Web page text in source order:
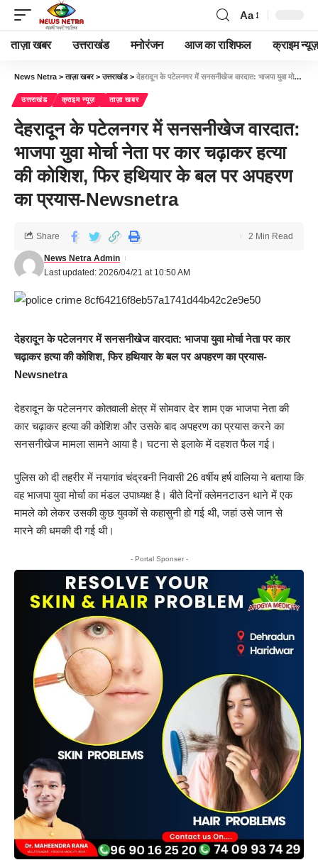
Aa
ताज़ा खबर उत्तराखंड मनोरंजन आज का राशिफल क्राइम न्यूज़
News Netra >ताज़ा खबर>उत्तराखंड> देहरादून के पटेलनगर में सनसनीखेज वारदात: भाजपा युवा मोर्चा नेता पर कार चढ़ाकर हत्या की कोशिश, फिर हथियार के बल पर अपहरण का प्रयास-Newsnetra
उत्तराखंड क्राइम न्यूज़ ताज़ा खबर
देहरादून के पटेलनगर में सनसनीखेज वारदात:
भाजपा युवा मोर्चा नेता पर कार चढ़ाकर हत्या
की कोशिश, फिर हथियार के बल पर अपहरण
का प्रयास-Newsnetra
Last updated: 2026/04/21 at 10:50 AM
News Netra Admin
Share 2 Min Read
देहरादून के पटेलनगर में सनसनीखेज वारदात: भाजपा युवा मोर्चा नेता पर कार
चढ़ाकर हत्या की कोशिश, फिर हथियार के बल पर अपहरण का प्रयास-
Newsnetra
देहरादून के पटेलनगर कोतवाली क्षेत्र में सोमवार देर शाम एक भाजपा नेता की
कार चढ़ाकर हत्या की कोशिश और उसके बाद अपहरण का प्रयास करने का
सनसनीखेज मामला सामने आया है। घटना से इलाके में दहशत फैल गई।
पुलिस को दी तहरीर में नयागांव चंद्रबनी निवासी 26 वर्षीय हर्ष वालिया ने बताया कि
वह भाजपा युवा मोर्चा का मंडल उपाध्यक्ष है। बीते दिनों क्लेमनटाउन थाने में एक
मामले को लेकर उसकी कुछ युवकों से कहासुनी हो गई थी, जहां उसे जान से
मारने की धमकी दी गई थी।
- Portal Sponser -